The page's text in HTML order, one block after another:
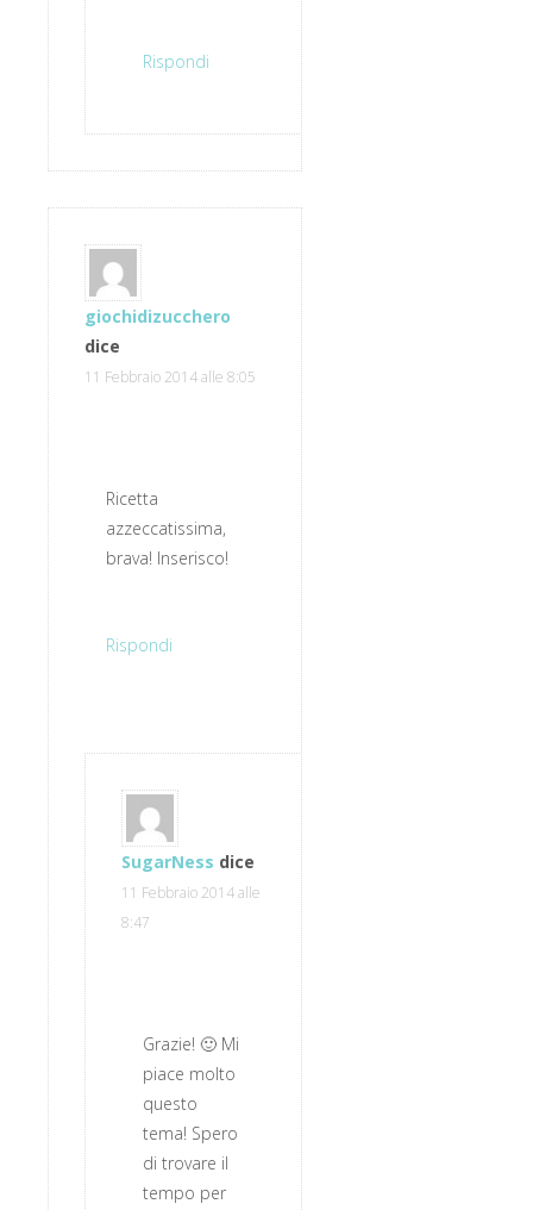
Rispondi
giochidizucchero
dice
11 Febbraio 2014 alle 8:05
Ricetta
azzeccatissima,
brava! Inserisco!
Rispondi
SugarNess dice
11 Febbraio 2014 alle
8:47
Grazie! 🙂 Mi
piace molto
questo
tema! Spero
di trovare il
tempo per